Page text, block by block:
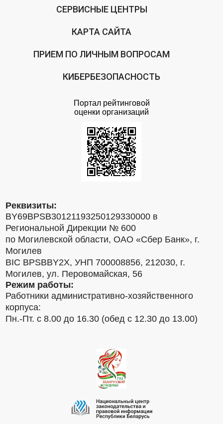
СЕРВИСНЫЕ ЦЕНТРЫ
КАРТА САЙТА
ПРИЕМ ПО ЛИЧНЫМ ВОПРОСАМ
КИБЕРБЕЗОПАСНОСТЬ
Портал рейтинговой
оценки организаций
Реквизиты:
BY69BPSB30121193250129330000 в
Региональной Дирекции № 600
по Могилевской области, ОАО «Сбер Банк», г.
Могилев
BIC BPSBBY2X, УНП 700008856, 212030, г.
Могилев, ул. Перовомайская, 56
Режим работы:
Работники административно-хозяйственного
корпуса:
Пн.-Пт. с 8.00 до 16.30 (обед с 12.30 до 13.00)